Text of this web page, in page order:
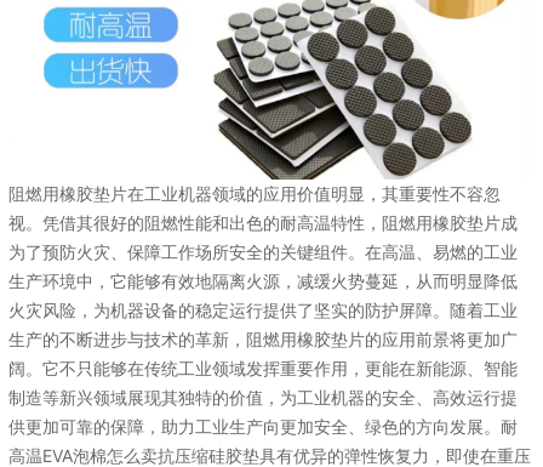
阻燃用橡胶垫片在工业机器领域的应用价值明显，其重要性不容忽
视。凭借其很好的阻燃性能和出色的耐高温特性，阻燃用橡胶垫片成
为了预防火灾、保障工作场所安全的关键组件。在高温、易燃的工业
生产环境中，它能够有效地隔离火源，减缓火势蔓延，从而明显降低
火灾风险，为机器设备的稳定运行提供了坚实的防护屏障。随着工业
生产的不断进步与技术的革新，阻燃用橡胶垫片的应用前景将更加广
阔。它不只能够在传统工业领域发挥重要作用，更能在新能源、智能
制造等新兴领域展现其独特的价值，为工业机器的安全、高效运行提
供更加可靠的保障，助力工业生产向更加安全、绿色的方向发展。耐
高温EVA泡棉怎么卖抗压缩硅胶垫具有优异的弹性恢复力，即使在重压